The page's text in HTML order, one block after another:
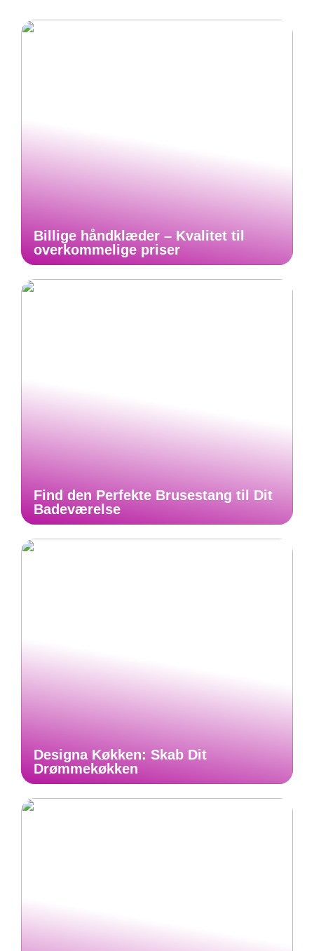
Billige håndklæder – Kvalitet til
overkommelige priser
Find den Perfekte Brusestang til Dit
Badeværelse
Designa Køkken: Skab Dit
Drømmekøkken